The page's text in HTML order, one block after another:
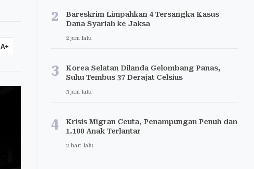
A+
2
Bareskrim Limpahkan 4 Tersangka Kasus
Dana Syariah ke Jaksa
2 jam lalu
3
Korea Selatan Dilanda Gelombang Panas,
Suhu Tembus 37 Derajat Celsius
3 jam lalu
4
Krisis Migran Ceuta, Penampungan Penuh dan
1.100 Anak Terlantar
2 hari lalu